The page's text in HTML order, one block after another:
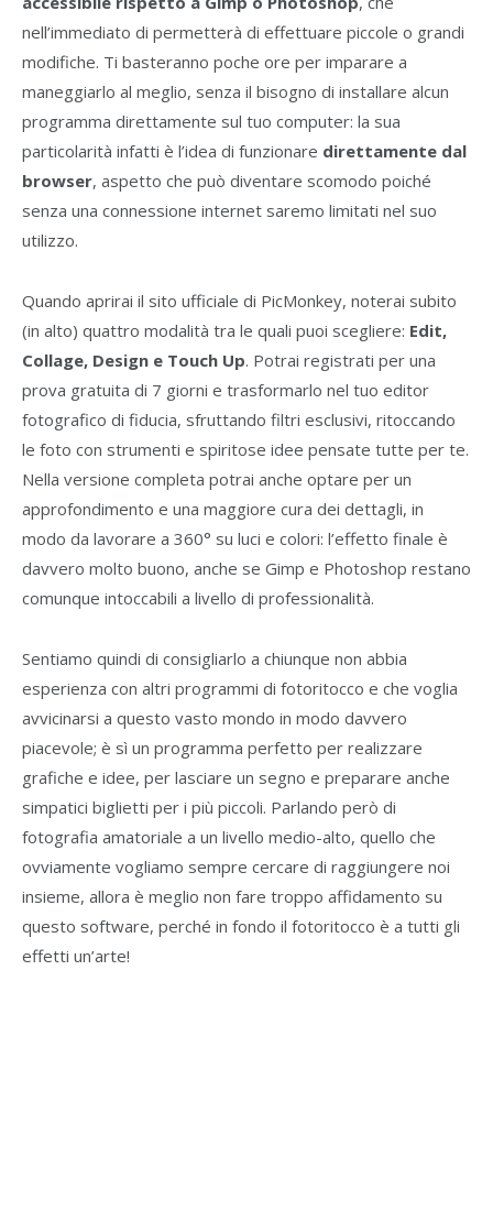
nell’immediato di permetterà di effettuare piccole o grandi
modifiche. Ti basteranno poche ore per imparare a
maneggiarlo al meglio, senza il bisogno di installare alcun
programma direttamente sul tuo computer: la sua
particolarità infatti è l’idea di funzionare direttamente dal
browser, aspetto che può diventare scomodo poiché
senza una connessione internet saremo limitati nel suo
utilizzo.
Quando aprirai il sito ufficiale di PicMonkey, noterai subito
(in alto) quattro modalità tra le quali puoi scegliere: Edit,
Collage, Design e Touch Up. Potrai registrati per una
prova gratuita di 7 giorni e trasformarlo nel tuo editor
fotografico di fiducia, sfruttando filtri esclusivi, ritoccando
le foto con strumenti e spiritose idee pensate tutte per te.
Nella versione completa potrai anche optare per un
approfondimento e una maggiore cura dei dettagli, in
modo da lavorare a 360° su luci e colori: l’effetto finale è
davvero molto buono, anche se Gimp e Photoshop restano
comunque intoccabili a livello di professionalità.
Sentiamo quindi di consigliarlo a chiunque non abbia
esperienza con altri programmi di fotoritocco e che voglia
avvicinarsi a questo vasto mondo in modo davvero
piacevole; è sì un programma perfetto per realizzare
grafiche e idee, per lasciare un segno e preparare anche
simpatici biglietti per i più piccoli. Parlando però di
fotografia amatoriale a un livello medio-alto, quello che
ovviamente vogliamo sempre cercare di raggiungere noi
insieme, allora è meglio non fare troppo affidamento su
questo software, perché in fondo il fotoritocco è a tutti gli
effetti un’arte!